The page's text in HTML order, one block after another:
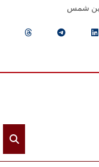
شمس